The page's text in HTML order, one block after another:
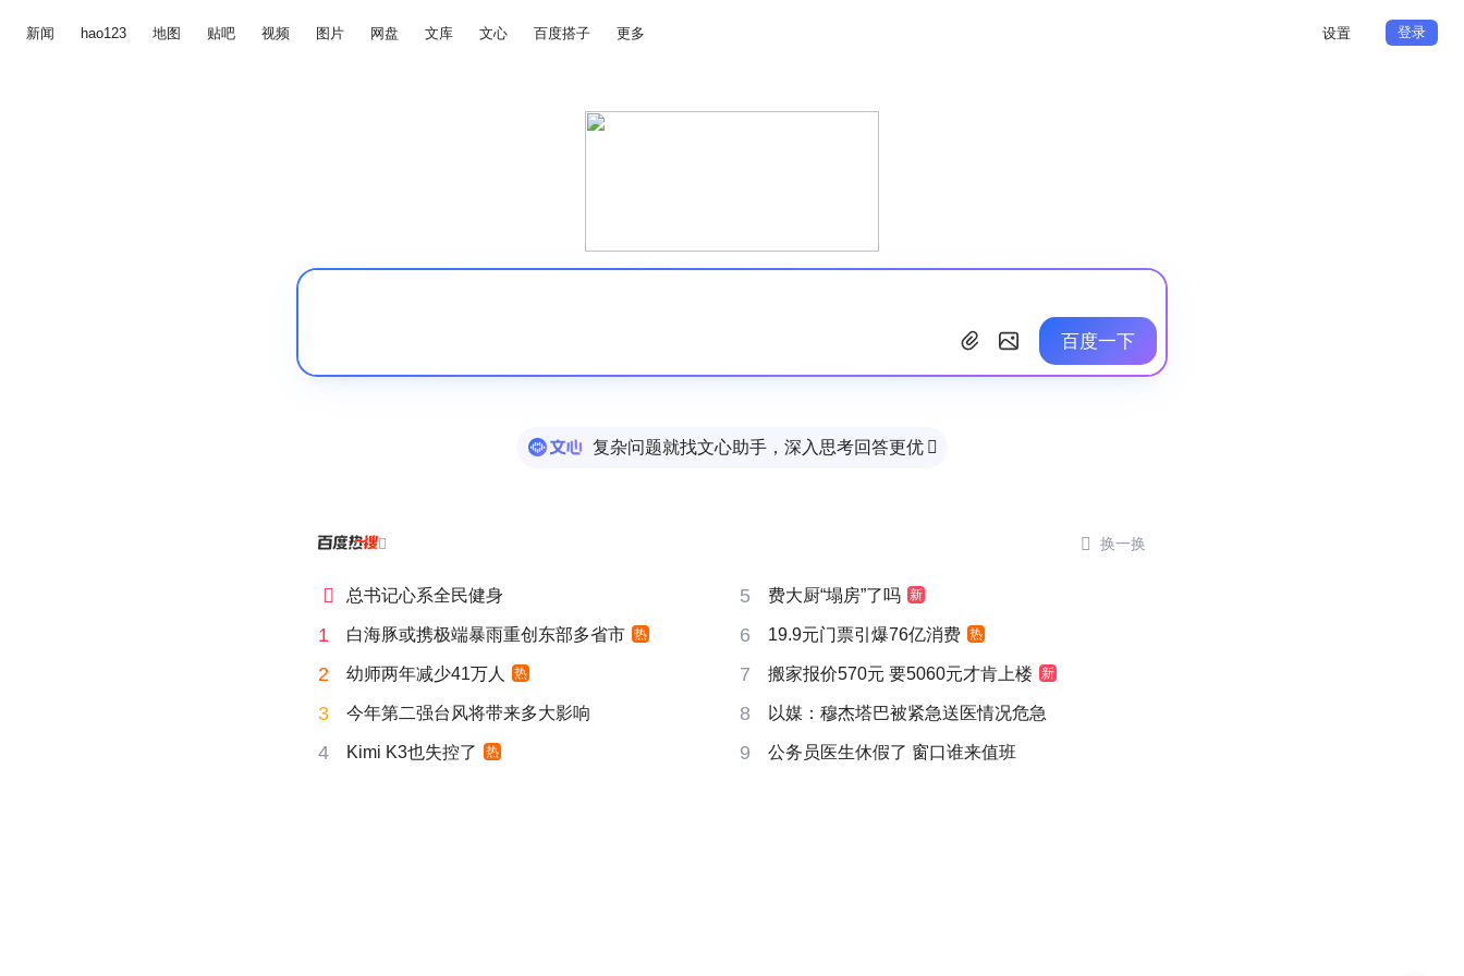
新闻 hao123 地图 贴吧 视频 图片 网盘 文库 文心 百度搭子 更多 设置 登录
百度一下
复杂问题就找文心助手，深入思考回答更优 
  换一换
 总书记心系全民健身 5 费大厨“塌房”了吗 新
1 白海豚或携极端暴雨重创东部多省市 热 6 19.9元门票引爆76亿消费 热
2 幼师两年减少41万人 热 7 搬家报价570元 要5060元才肯上楼 新
3 今年第二强台风将带来多大影响 8 以媒：穆杰塔巴被紧急送医情况危急
4 Kimi K3也失控了 热 9 公务员医生休假了 窗口谁来值班